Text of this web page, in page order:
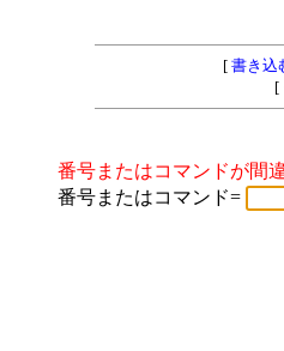
[ 書き込
[
番号またはコマンドが間
番号またはコマンド=